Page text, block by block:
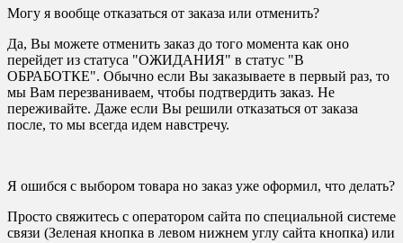
Могу я вообще отказаться от заказа или отменить?
Да, Вы можете отменить заказ до того момента как оно
перейдет из статуса "ОЖИДАНИЯ" в статус "В
ОБРАБОТКЕ". Обычно если Вы заказываете в первый раз, то
мы Вам перезваниваем, чтобы подтвердить заказ. Не
переживайте. Даже если Вы решили отказаться от заказа
после, то мы всегда идем навстречу.
Я ошибся с выбором товара но заказ уже оформил, что делать?
Просто свяжитесь с оператором сайта по специальной системе
связи (Зеленая кнопка в левом нижнем углу сайта кнопка) или